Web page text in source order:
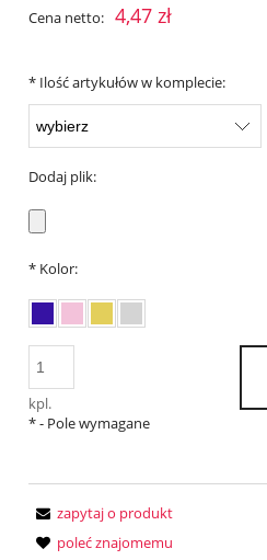
Cena netto: 4,47 zł
* Ilość artykułów w komplecie:
Dodaj plik:
* Kolor:
kpl.
*- Pole wymagane
zapytaj o produkt
poleć znajomemu